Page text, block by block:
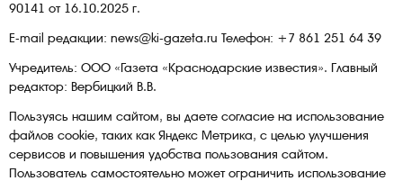
90141 от 16.10.2025 г.
E-mail редакции: news@ki-gazeta.ru Телефон: +7 861 251 64 39
Учредитель: ООО «Газета «Краснодарские известия». Главный
редактор: Вербицкий В.В.
Пользуясь нашим сайтом, вы даете согласие на использование
файлов сооkіе, таких как Яндекс Метрика, с целью улучшения
сервисов и повышения удобства пользования сайтом.
Пользователь самостоятельно может ограничить использование